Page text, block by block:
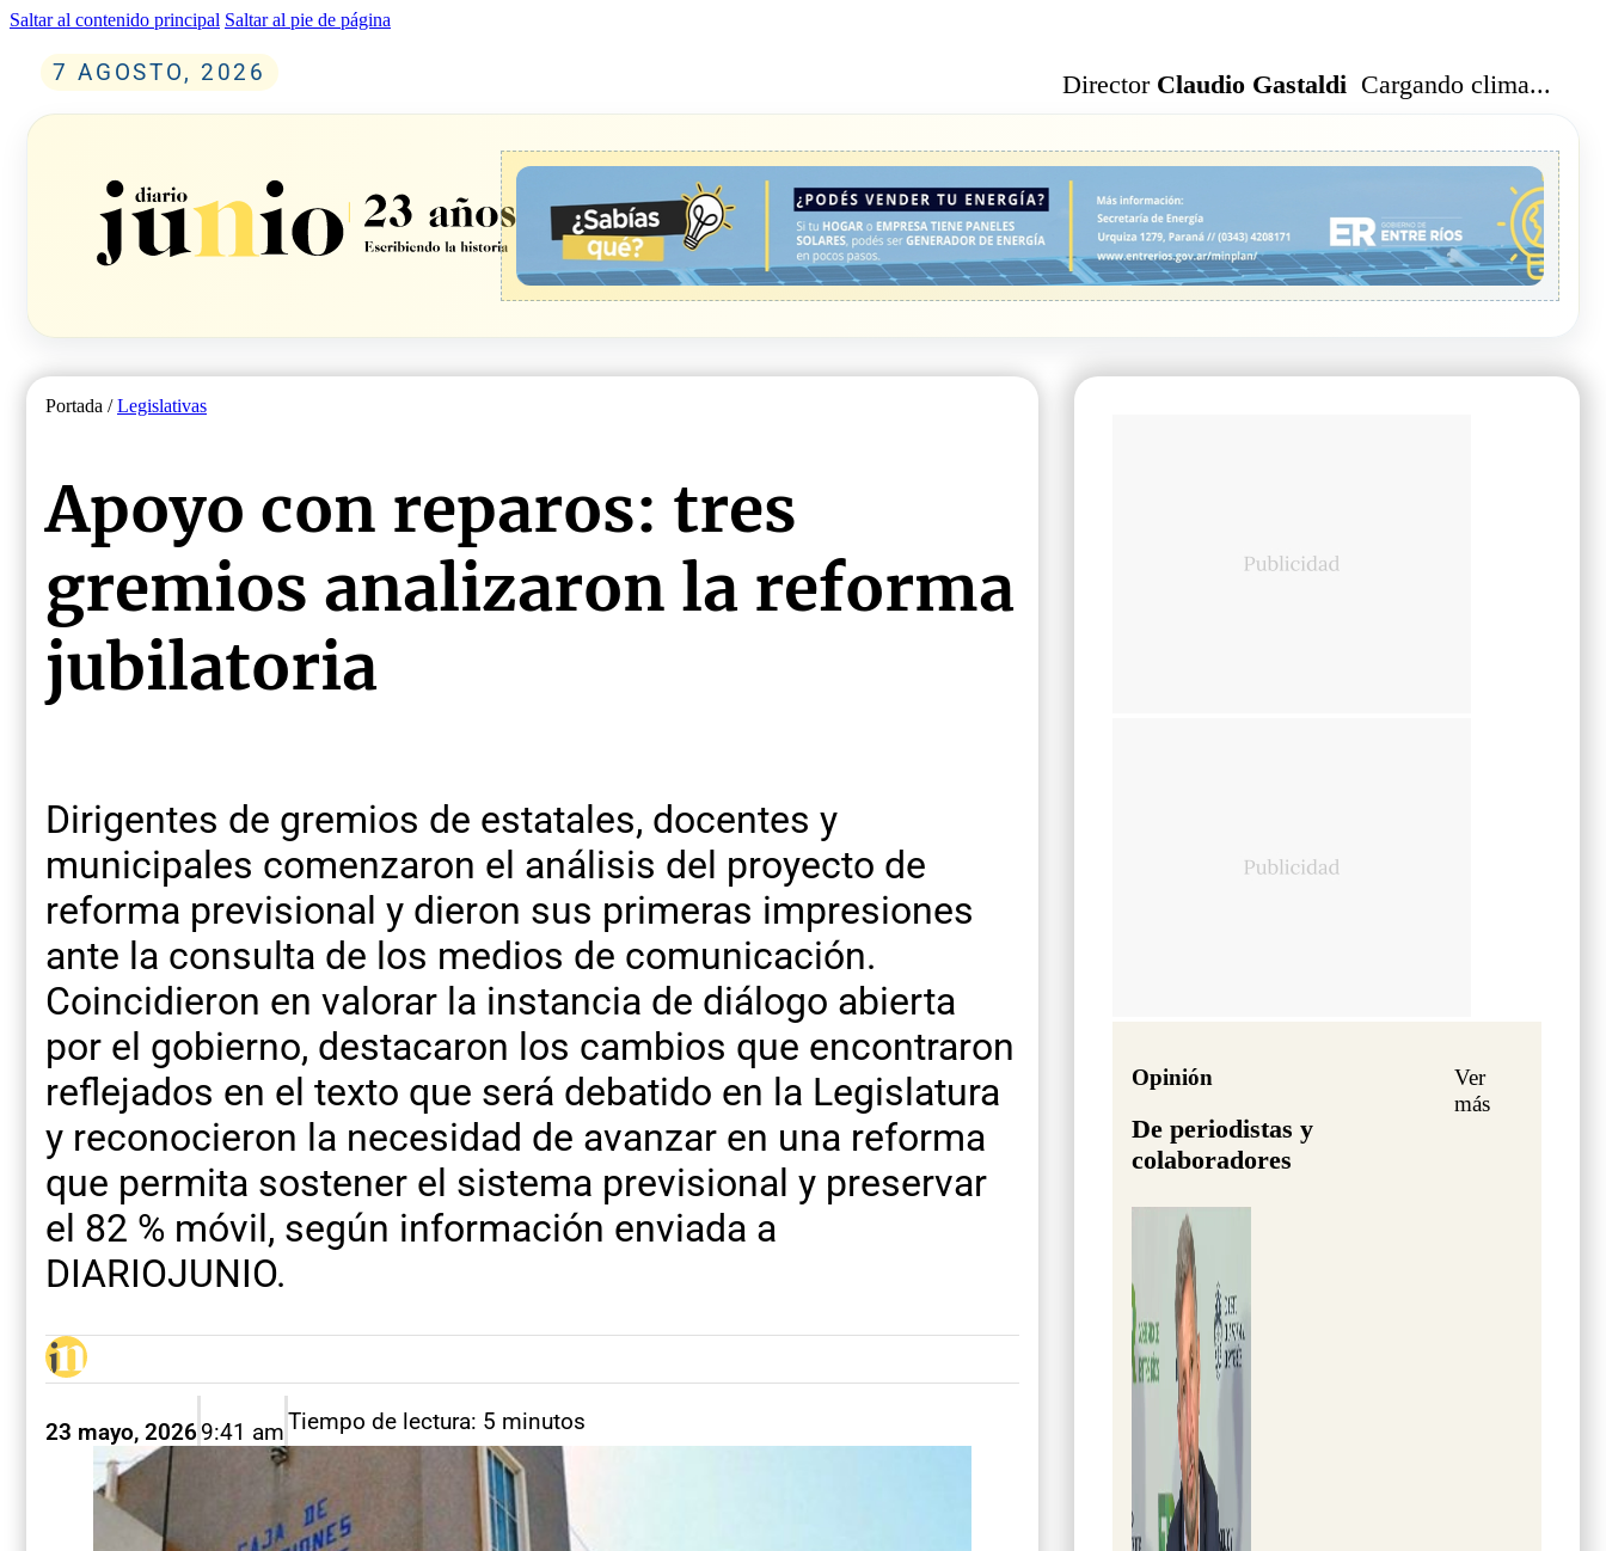
Saltar al contenido principal Saltar al pie de página
7 AGOSTO, 2026 Director Claudio Gastaldi Cargando clima...
Portada /Legislativas
Apoyo con reparos: tres
gremios analizaron la reforma
jubilatoria
Dirigentes de gremios de estatales, docentes y
municipales comenzaron el análisis del proyecto de
reforma previsional y dieron sus primeras impresiones
ante la consulta de los medios de comunicación.
Coincidieron en valorar la instancia de diálogo abierta
por el gobierno, destacaron los cambios que encontraron
reflejados en el texto que será debatido en la Legislatura
y reconocieron la necesidad de avanzar en una reforma
que permita sostener el sistema previsional y preservar
el 82 % móvil, según información enviada a
DIARIOJUNIO.
23 mayo, 20269:41 amTiempo de lectura: 5 minutos
Opinión
De periodistas y
colaboradores
Ver
más